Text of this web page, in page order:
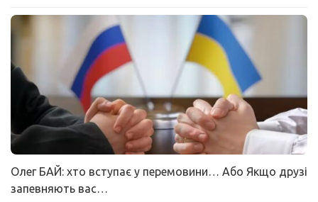
Олег БАЙ: хто вступає у перемовини… Або Якщо друзі
запевняють вас…